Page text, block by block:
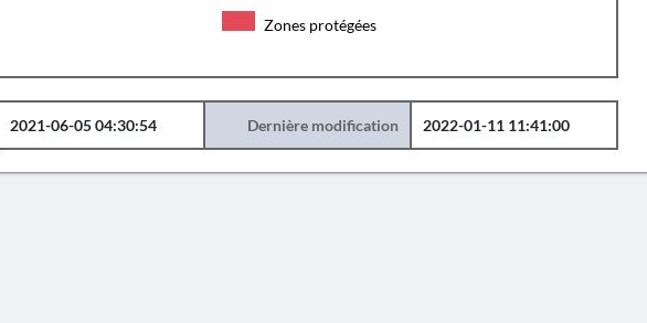
Zones protégées
2021-06-05 04:30:54 Dernière modification 2022-01-11 11:41:00